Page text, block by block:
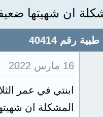
ان شهيتها
رقم 40414
16 مارس 2022
ابنتي في عمر
المشكلة ان